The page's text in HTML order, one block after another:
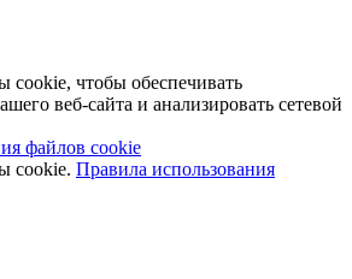
чтобы обеспечивать
веб-сайта и анализировать сетевой
файлов cookie
cookie. Правила использования